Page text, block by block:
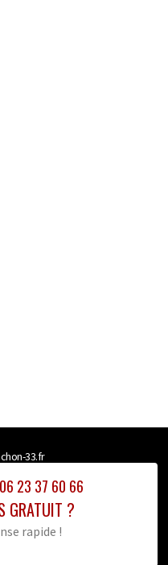
23 37 60 66
GRATUIT ?
rapide !
33.fr
technologie